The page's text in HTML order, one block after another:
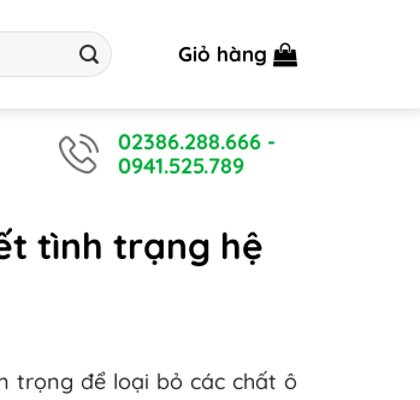
Giỏ hàng
02386.288.666 -
0941.525.789
tình trạng hệ
trọng để loại bỏ các chất ô